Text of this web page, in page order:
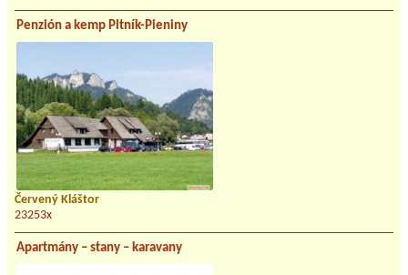
Penzión a kemp Pltník-Pieniny
Červený Kláštor
23253x
Apartmány – stany – karavany